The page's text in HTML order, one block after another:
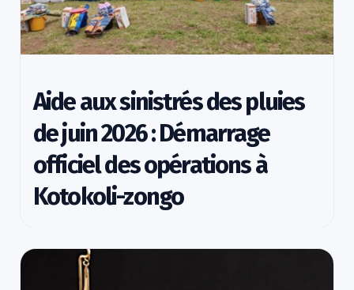
Aide aux sinistrés des pluies
de juin 2026 : Démarrage
officiel des opérations à
Kotokoli-zongo